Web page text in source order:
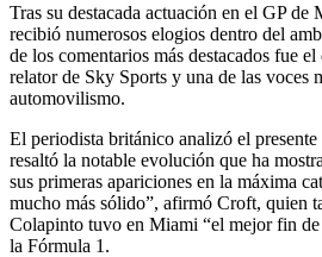
Tras su destacada actuación en el GP
recibió numerosos elogios dentro del
de los comentarios más destacados fue
relator de Sky Sports y una de las voces
automovilismo.
El periodista británico analizó el
resaltó la notable evolución que ha
sus primeras apariciones en la máxima
mucho más sólido”, afirmó Croft, quien
Colapinto tuvo en Miami “el mejor fin de
la Fórmula 1.